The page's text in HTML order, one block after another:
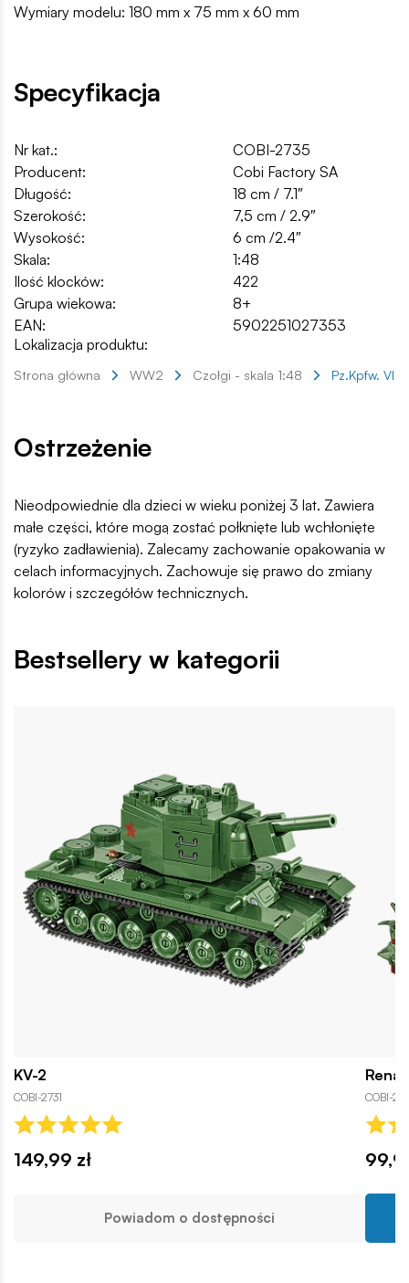
Wymiary modelu: 180 mm x 75 mm x 60 mm
Specyfikacja
Nr kat.:
COBI-2735
Producent:
Cobi Factory SA
Długość:
18 cm / 7.1″
Szerokość:
7,5 cm / 2.9″
Wysokość:
6 cm /2.4″
Skala:
1:48
Ilość klocków:
422
Grupa wiekowa:
8+
EAN:
5902251027353
Lokalizacja produktu:
Strona główna WW2 Czołgi - skala 1:48 Pz.Kpfw. VI
Ostrzeżenie
Nieodpowiednie dla dzieci w wieku poniżej 3 lat. Zawiera
małe części, które mogą zostać połknięte lub wchłonięte
(ryzyko zadławienia). Zalecamy zachowanie opakowania w
celach informacyjnych. Zachowuje się prawo do zmiany
kolorów i szczegółów technicznych.
Bestsellery w kategorii
KV-2
COBI-2731
149,99 zł
Powiadom o dostępności
COBI-